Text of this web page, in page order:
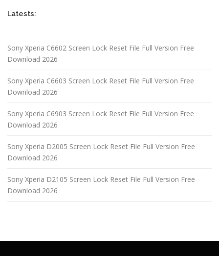
Latests:
Sony Xperia C6602 Screen Lock Reset File Full Version Free
Download 2026
Sony Xperia C6603 Screen Lock Reset File Full Version Free
Download 2026
Sony Xperia C6903 Screen Lock Reset File Full Version Free
Download 2026
Sony Xperia D2005 Screen Lock Reset File Full Version Free
Download 2026
Sony Xperia D2105 Screen Lock Reset File Full Version Free
Download 2026